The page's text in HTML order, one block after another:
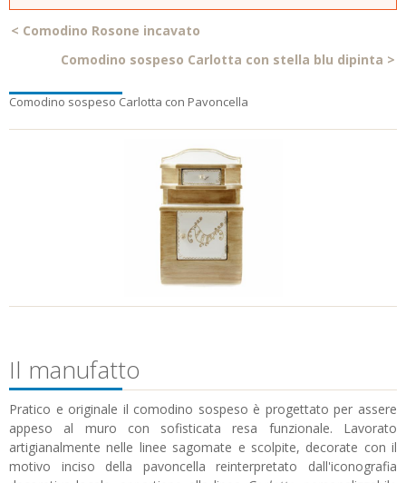
< Comodino Rosone incavato
Comodino sospeso Carlotta con stella blu dipinta >
Comodino sospeso Carlotta con Pavoncella
Il manufatto
Pratico e originale il comodino sospeso è progettato per assere
appeso al muro con sofisticata resa funzionale. Lavorato
artigianalmente nelle linee sagomate e scolpite, decorate con il
motivo inciso della pavoncella reinterpretato dall'iconografia